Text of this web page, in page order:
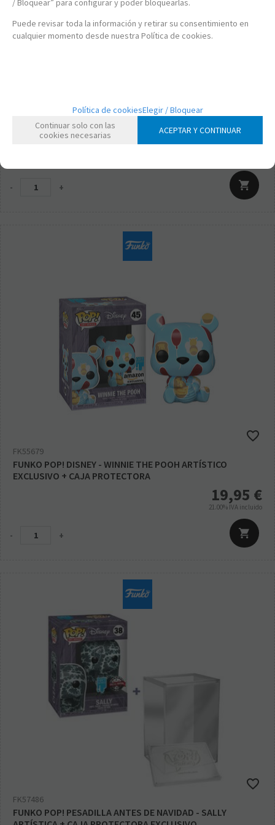
FUNKO POP! DISNEY - PLUTO ARTÍSTICO EXCLUSIVO + CAJA
PROTECTORA
19,95€
- +
FK55679
FUNKO POP! DISNEY - WINNIE THE POOH ARTÍSTICO
EXCLUSIVO + CAJA PROTECTORA
19,95 €
21.00% IVA incluido
- +
FK57486
FUNKO POP! PESADILLA ANTES DE NAVIDAD - SALLY
/ Bloquear” para configurar y poder bloquearlas.
Puede revisar toda la información y retirar su consentimiento en
cualquier momento desde nuestra Política de cookies.
Política de cookiesElegir / Bloquear
Continuar solo con las
cookies necesarias
ACEPTAR Y CONTINUAR